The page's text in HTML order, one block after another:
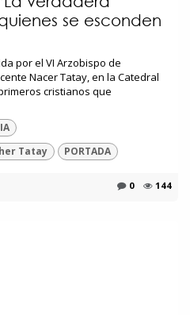
se esconden
por el VI Arzobispo de
Nacer Tatay, en la Catedral
cristianos que
Tatay
PORTADA
0 144